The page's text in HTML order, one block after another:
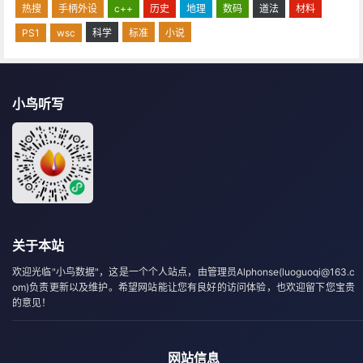
热搜 手柄外设 c++ 历史 地理 数码 道法
材料
PS1
wsc 科学 标准 小说
小鸟听写
关于本站
欢迎光临"小鸟数据"，这是一个个人站点，由管理员Alphonse(luoguoqi@163.c
om)负责更新以及维护。希望网站能让您有良好的访问体验，也欢迎留下您宝贵
的意见！
网站信息